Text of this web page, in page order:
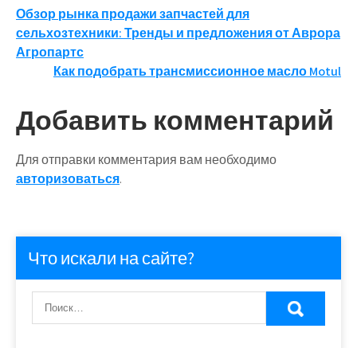
Навигация
по
записям
Обзор рынка продажи запчастей для
сельхозтехники: Тренды и предложения от Аврора
Агропартс
Как подобрать трансмиссионное масло Motul
Добавить комментарий
Для отправки комментария вам необходимо
авторизоваться.
Что искали на сайте?